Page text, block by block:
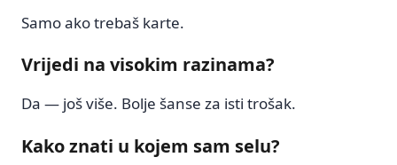
Samo ako trebaš karte.
Vrijedi na visokim razinama?
Da — još više. Bolje šanse za isti trošak.
Kako znati u kojem sam selu?